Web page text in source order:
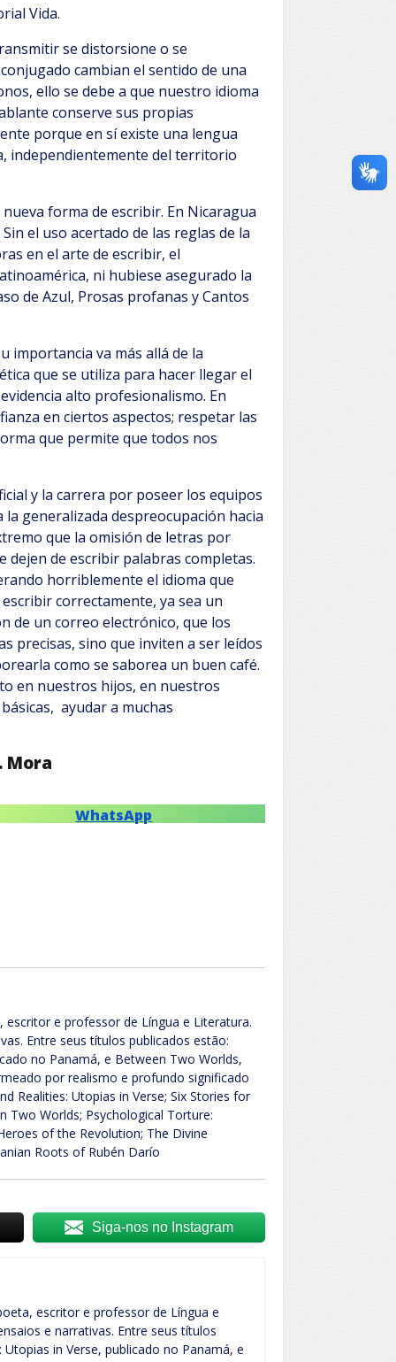
Vida.
se distorsione o se
cambian el sentido de una
ello se debe a que nuestro idioma
conserve sus propias
porque en sí existe una lengua
independientemente del territorio
forma de escribir. En Nicaragua
el uso acertado de las reglas de la
en el arte de escribir, el
ni hubiese asegurado la
de Azul, Prosas profanas y Cantos
importancia va más allá de la
que se utiliza para hacer llegar el
alto profesionalismo. En
en ciertos aspectos; respetar las
que permite que todos nos
y la carrera por poseer los equipos
generalizada despreocupación hacia
que la omisión de letras por
dejen de escribir palabras completas.
horriblemente el idioma que
correctamente, ya sea un
de un correo electrónico, que los
precisas, sino que inviten a ser leídos
como se saborea un buen café.
en nuestros hijos, en nuestros
ayudar a muchas
Mora
WhatsApp
e professor de Língua e Literatura.
Entre seus títulos publicados estão:
no Panamá, e Between Two Worlds,
por realismo e profundo significado
Realities: Utopias in Verse; Six Stories for
Two Worlds; Psychological Torture:
of the Revolution; The Divine
Roots of Rubén Darío
Siga-nos no Instagram
escritor e professor de Língua e
e narrativas. Entre seus títulos
in Verse, publicado no Panamá, e